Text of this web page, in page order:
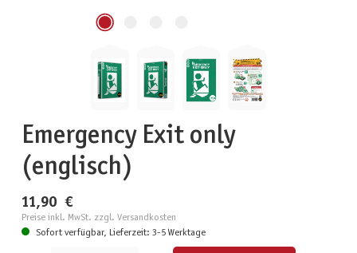
Emergency Exit only
(englisch)
11,90 €
Preise inkl. MwSt. zzgl. Versandkosten
Sofort verfügbar, Lieferzeit: 3-5 Werktage
Produkt Anzahl: Gib den gewünschten Wert ein oder benutze die Schaltflächen um die Anzahl zu